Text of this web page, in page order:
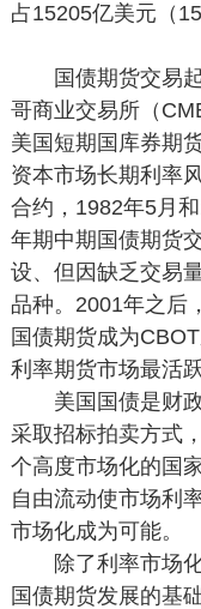
占15205亿美元（
国债期货交易起
哥商业交易所（
美国短期国库券期
资本市场长期利率
合约，1982年5月
年期中期国债期货
设、但因缺乏交易
品种。2001年之后
国债期货成为
利率期货市场最活
美国国债是财政
采取招标拍卖方式
个高度市场化的国
自由流动使市场利
市场化成为可能。
除了利率市场化
国债期货发展的基